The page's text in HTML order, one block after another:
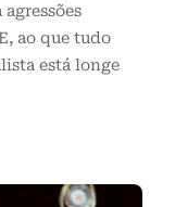
ao que tudo
está longe